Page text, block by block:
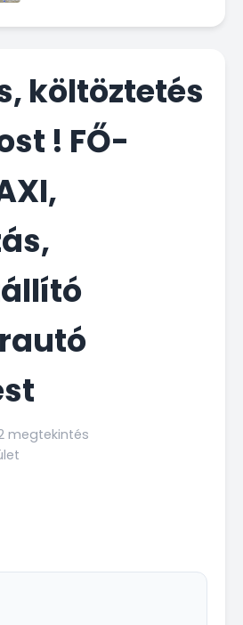
költöztetés
! FŐ-
megtekintés